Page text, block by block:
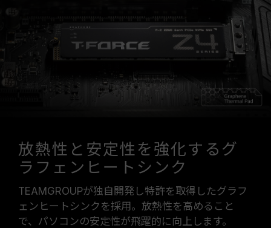
放熱性と安定性を強化するグ
ラフェンヒートシンク
TEAMGROUPが独自開発し特許を取得したグラフ
ェンヒートシンクを採用。放熱性を高めること
で、パソコンの安定性が飛躍的に向上します。